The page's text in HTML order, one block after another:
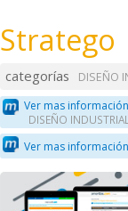
Stratego
categorías
DISEÑO
Ver mas
DISEÑO INDUSTRIAL
Ver mas